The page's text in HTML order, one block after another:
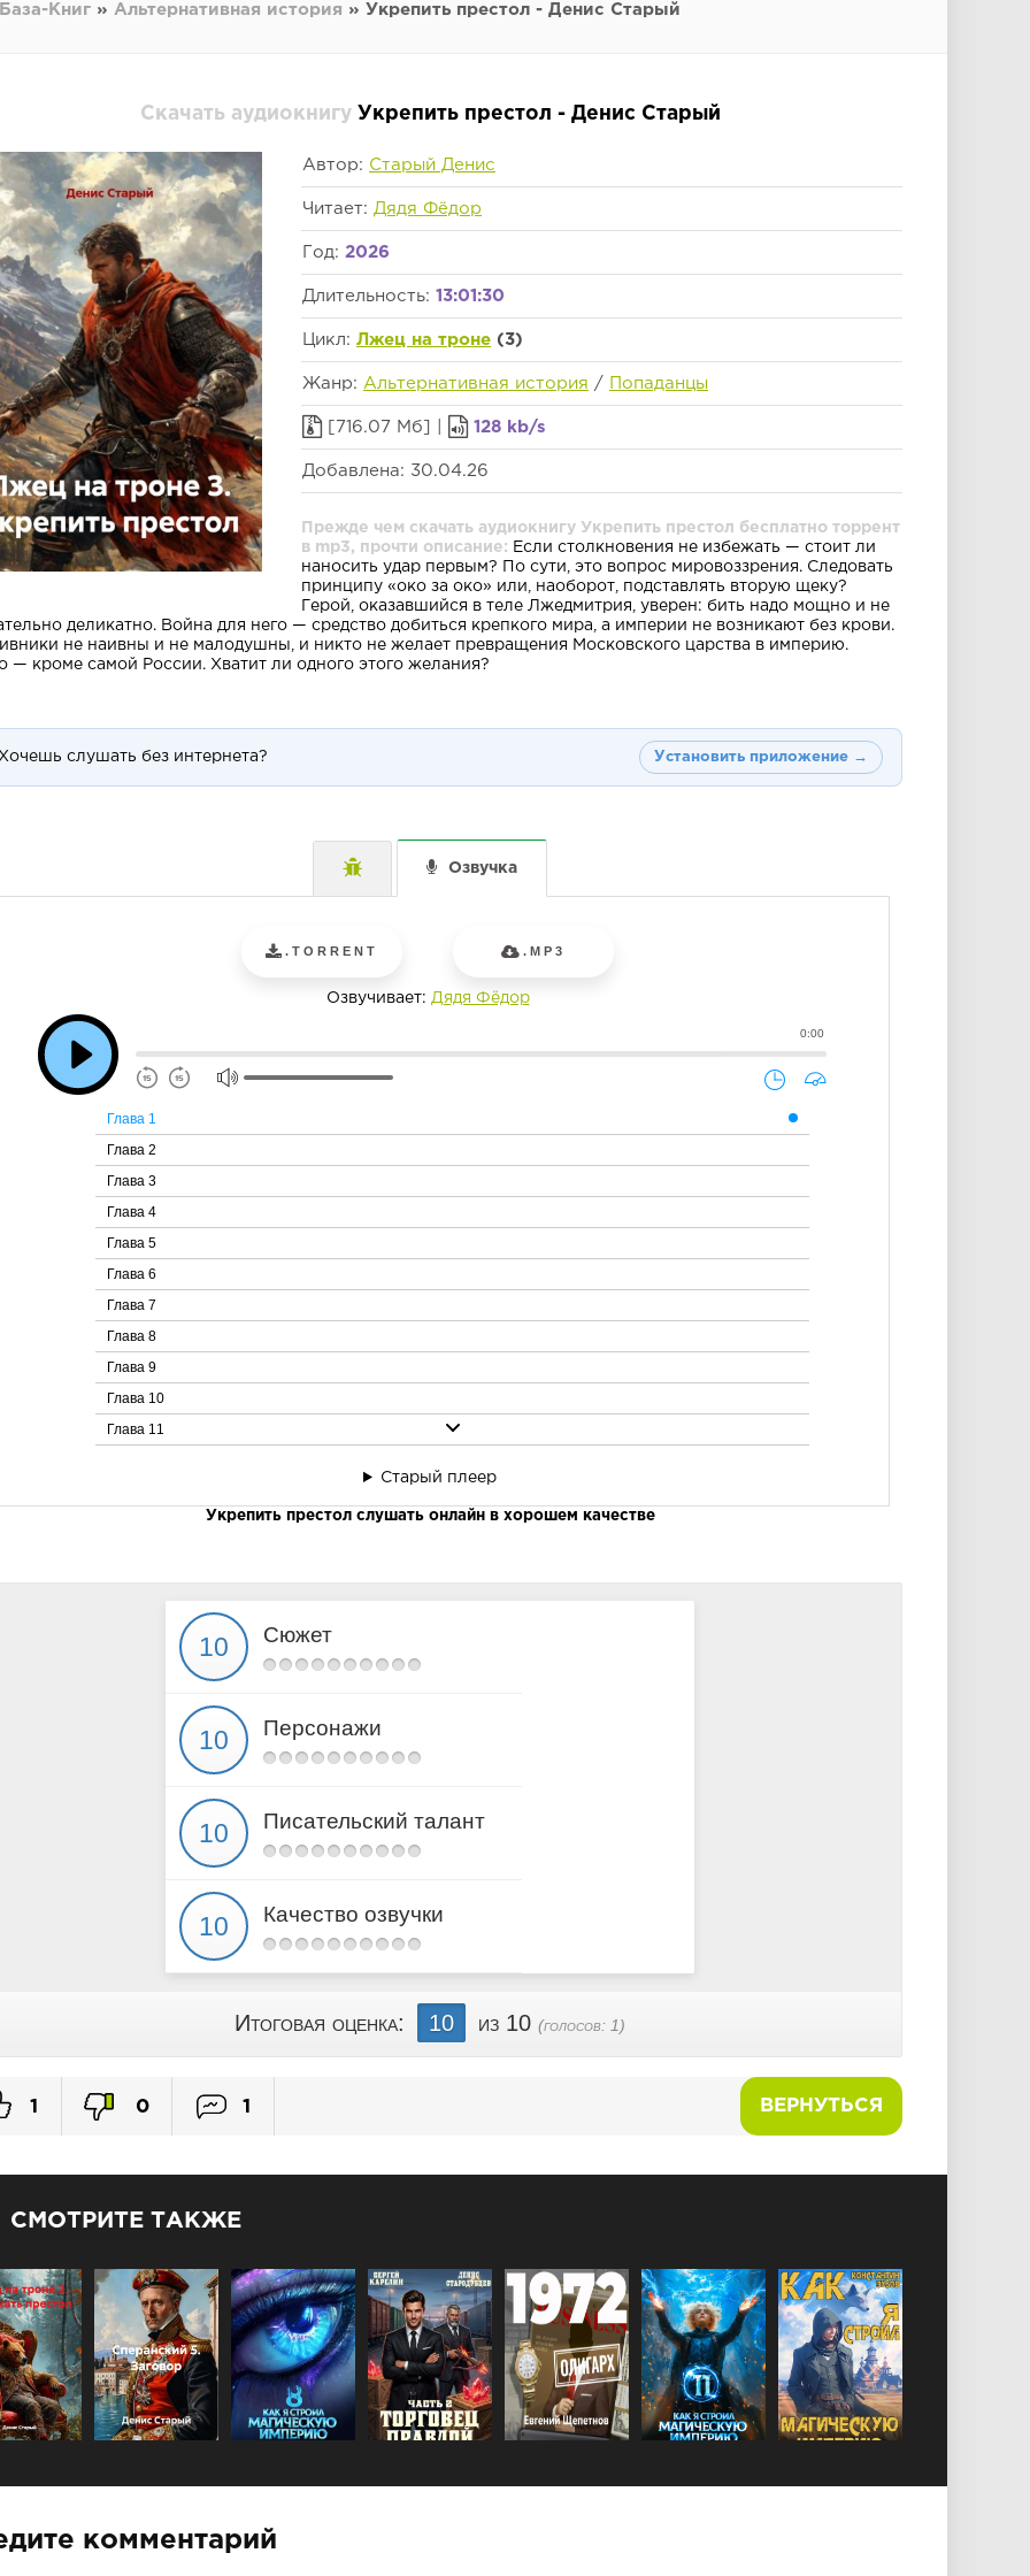
База-Книг » Альтернативная история » Укрепить престол - Денис Старый
Скачать аудиокнигу Укрепить престол - Денис Старый
Автор: Старый Денис
Читает: Дядя Фёдор
Год: 2026
Длительность: 13:01:30
Цикл: Лжец на троне (3)
Жанр: Альтернативная история / Попаданцы
[716.07 Мб] | 128 kb/s
Добавлена: 30.04.26
Прежде чем скачать аудиокнигу Укрепить престол бесплатно торрент
в mp3, прочти описание: Если столкновения не избежать — стоит ли
наносить удар первым? По сути, это вопрос мировоззрения. Следовать
принципу «око за око» или, наоборот, подставлять вторую щеку?
Герой, оказавшийся в теле Лжедмитрия, уверен: бить надо мощно и не
деликатно. Война для него — средство добиться крепкого мира, а империи не возникают без крови.
не наивны и не малодушны, и никто не желает превращения Московского царства в империю.
— кроме самой России. Хватит ли одного этого желания?
слушать без интернета? Установить приложение →
Озвучка
.TORRENT .MP3
Озвучивает: Дядя Фёдор
0:00
Глава 1
Глава 2
Глава 3
Глава 4
Глава 5
Глава 6
Глава 7
Глава 8
Глава 9
Глава 10
Глава 11
Эпилог
Старый плеер
Укрепить престол слушать онлайн в хорошем качестве
Сюжет
Персонажи
Писательский талант
Качество озвучки
Итоговая оценка: 10 из 10 (голосов: 1)
ВЕРНУТЬСЯ
1 0 1
СМОТРИТЕ ТАКЖЕ
комментарий